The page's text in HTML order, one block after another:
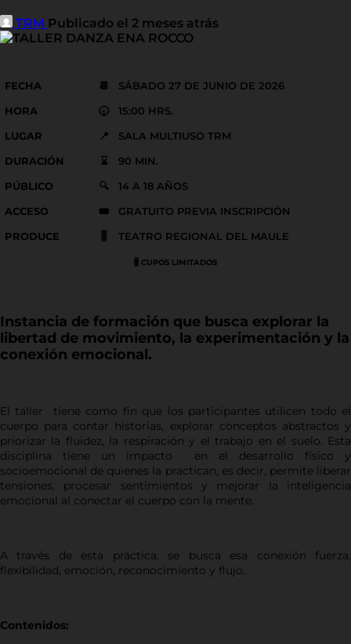
TRM Publicado el 2 meses atrás
FECHA 📆
SÁBADO 27 DE JUNIO DE 2026
HORA
🕣
15:00 HRS.
LUGAR
📍
SALA MULTIUSO TRM
DURACIÓN
⌛
90 MIN.
PÚBLICO
🔍
14 A 18 AÑOS
ACCESO
🎟️
GRATUITO PREVIA INSCRIPCIÓN
PRODUCE
TEATRO REGIONAL DEL MAULE
🎚️ CUPOS LIMITADOS
Instancia de formación que busca explorar la
libertad de movimiento, la experimentación y la
conexión emocional.
El taller tiene como fin que los participantes utilicen todo el
cuerpo para contar historias, explorar conceptos abstractos y
priorizar la fluidez, la respiración y el trabajo en el suelo. Esta
disciplina tiene un impacto en el desarrollo físico y
socioemocional de quienes la practican, es decir, permite liberar
tensiones, procesar sentimientos y mejorar la inteligencia
emocional al conectar el cuerpo con la mente.
A través de esta práctica, se busca esa conexión fuerza,
flexibilidad, emoción, reconocimiento y flujo.
Contenidos: